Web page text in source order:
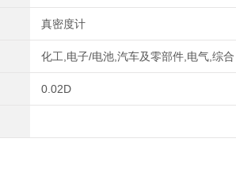
真密度计
化工,电子/电池,汽车及零部件,电气,综合
0.02D